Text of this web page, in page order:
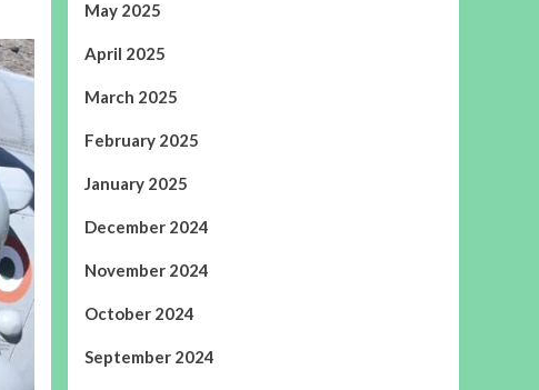
May 2025
April 2025
March 2025
February 2025
January 2025
December 2024
November 2024
October 2024
September 2024